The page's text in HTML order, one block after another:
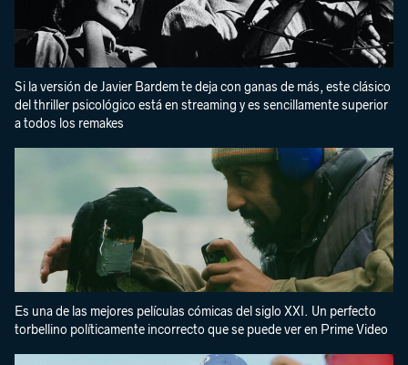
Si la versión de Javier Bardem te deja con ganas de más, este clásico
del thriller psicológico está en streaming y es sencillamente superior
a todos los remakes
Es una de las mejores películas cómicas del siglo XXI. Un perfecto
torbellino políticamente incorrecto que se puede ver en Prime Video